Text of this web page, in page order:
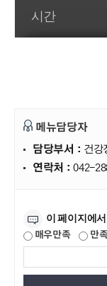
시간
메뉴담당자
담당부서 : 건강
연락처 :042-
이 페이지에
매우만족 만